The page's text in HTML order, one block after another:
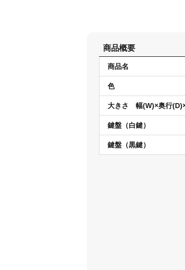
商品概要
商品名
色
大きさ 幅(W)×奥行
鍵盤（白鍵）
鍵盤（黒鍵）